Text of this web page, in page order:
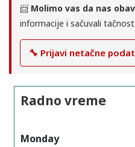
📨 Molimo vas da nas
informacije i sačuvali
🔧 Prijavi netačne
Radno vreme
Monday